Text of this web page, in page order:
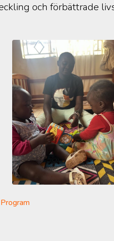
och förbättrade